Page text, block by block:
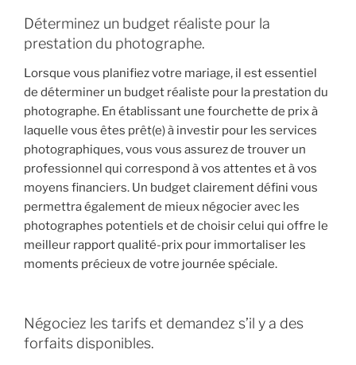
Déterminez un budget réaliste pour la
prestation du photographe.
Lorsque vous planifiez votre mariage, il est essentiel
de déterminer un budget réaliste pour la prestation du
photographe. En établissant une fourchette de prix à
laquelle vous êtes prêt(e) à investir pour les services
photographiques, vous vous assurez de trouver un
professionnel qui correspond à vos attentes et à vos
moyens financiers. Un budget clairement défini vous
permettra également de mieux négocier avec les
photographes potentiels et de choisir celui qui offre le
meilleur rapport qualité-prix pour immortaliser les
moments précieux de votre journée spéciale.
Négociez les tarifs et demandez s’il y a des
forfaits disponibles.